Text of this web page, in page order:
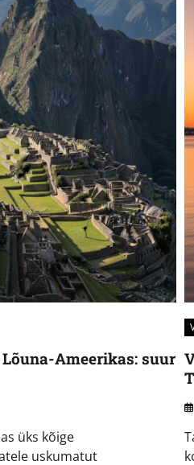
Ameerikas: suur
üks kõige
uskumatut